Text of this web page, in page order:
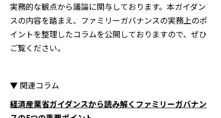
実務的な観点から議論に関与しております。本ガイダン
スの内容を踏まえ、ファミリーガバナンスの実務上のポ
イントを整理したコラムを公開しておりますので、ぜひ
ご覧ください。
▼ 関連コラム
経済産業省ガイダンスから読み解くファミリーガバナン